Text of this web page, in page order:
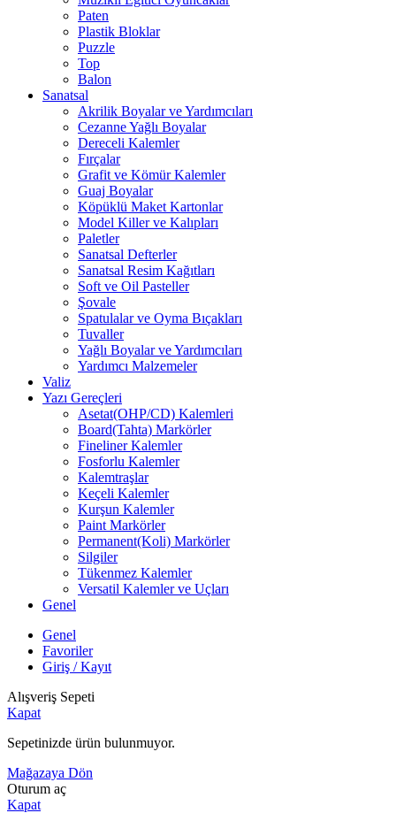
Paten
Plastik Bloklar
Puzzle
Top
Balon
Sanatsal
Akrilik Boyalar ve Yardımcıları
Cezanne Yağlı Boyalar
Dereceli Kalemler
Fırçalar
Grafit ve Kömür Kalemler
Guaj Boyalar
Köpüklü Maket Kartonlar
Model Killer ve Kalıpları
Paletler
Sanatsal Defterler
Sanatsal Resim Kağıtları
Soft ve Oil Pasteller
Şovale
Spatulalar ve Oyma Bıçakları
Tuvaller
Yağlı Boyalar ve Yardımcıları
Yardımcı Malzemeler
Valiz
Yazı Gereçleri
Asetat(OHP/CD) Kalemleri
Board(Tahta) Markörler
Fineliner Kalemler
Fosforlu Kalemler
Kalemtraşlar
Keçeli Kalemler
Kurşun Kalemler
Paint Markörler
Permanent(Koli) Markörler
Silgiler
Tükenmez Kalemler
Versatil Kalemler ve Uçları
Genel
Genel
Favoriler
Giriş / Kayıt
Alışveriş Sepeti
Kapat
Sepetinizde ürün bulunmuyor.
Mağazaya Dön
Oturum aç
Kapat